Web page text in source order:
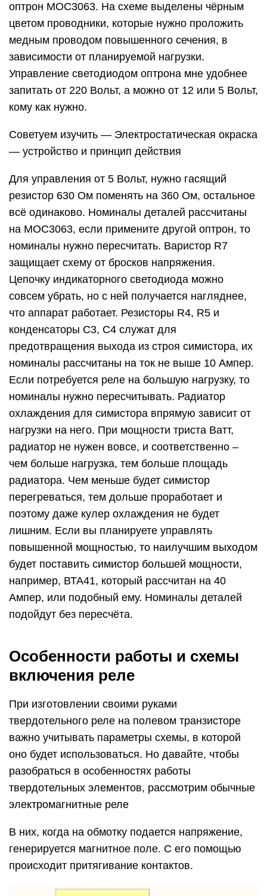
оптрон МОС3063. На схеме выделены чёрным
цветом проводники, которые нужно проложить
медным проводом повышенного сечения, в
зависимости от планируемой нагрузки.
Управление светодиодом оптрона мне удобнее
запитать от 220 Вольт, а можно от 12 или 5 Вольт,
кому как нужно.
Советуем изучить — Электростатическая окраска
— устройство и принцип действия
Для управления от 5 Вольт, нужно гасящий
резистор 630 Ом поменять на 360 Ом, остальное
всё одинаково. Номиналы деталей рассчитаны
на МОС3063, если примените другой оптрон, то
номиналы нужно пересчитать. Варистор R7
защищает схему от бросков напряжения.
Цепочку индикаторного светодиода можно
совсем убрать, но с ней получается нагляднее,
что аппарат работает. Резисторы R4, R5 и
конденсаторы C3, C4 служат для
предотвращения выхода из строя симистора, их
номиналы рассчитаны на ток не выше 10 Ампер.
Если потребуется реле на большую нагрузку, то
номиналы нужно пересчитывать. Радиатор
охлаждения для симистора впрямую зависит от
нагрузки на него. При мощности триста Ватт,
радиатор не нужен вовсе, и соответственно –
чем больше нагрузка, тем больше площадь
радиатора. Чем меньше будет симистор
перегреваться, тем дольше проработает и
поэтому даже кулер охлаждения не будет
лишним. Если вы планируете управлять
повышенной мощностью, то наилучшим выходом
будет поставить симистор большей мощности,
например, ВТА41, который рассчитан на 40
Ампер, или подобный ему. Номиналы деталей
подойдут без пересчёта.
Особенности работы и схемы
включения реле
При изготовлении своими руками
твердотельного реле на полевом транзисторе
важно учитывать параметры схемы, в которой
оно будет использоваться. Но давайте, чтобы
разобраться в особенностях работы
твердотельных элементов, рассмотрим обычные
электромагнитные реле
В них, когда на обмотку подается напряжение,
генерируется магнитное поле. С его помощью
происходит притягивание контактов.